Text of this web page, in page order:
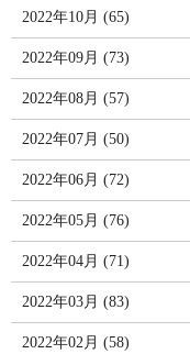
2022年10月 (65)
2022年09月 (73)
2022年08月 (57)
2022年07月 (50)
2022年06月 (72)
2022年05月 (76)
2022年04月 (71)
2022年03月 (83)
2022年02月 (58)